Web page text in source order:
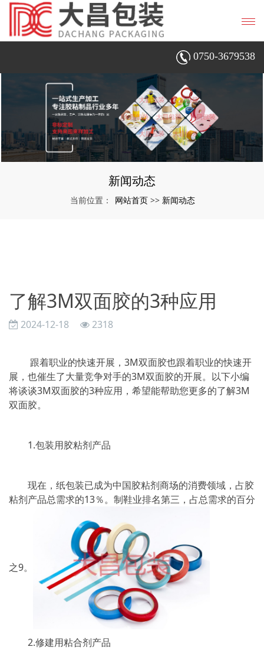
0750-3679538
新闻动态
当前位置： 网站首页 >> 新闻动态
了解3M双面胶的3种应用
2024-12-18 2318
跟着职业的快速开展，3M双面胶也跟着职业的快速开
展，也催生了大量竞争对手的3M双面胶的开展。以下小编
将谈谈3M双面胶的3种应用，希望能帮助您更多的了解3M
双面胶。
1.包装用胶粘剂产品
现在，纸包装已成为中国胶粘剂商场的消费领域，占胶
粘剂产品总需求的13％。制鞋业排名第三，占总需求的百分
之9。
2.修建用粘合剂产品